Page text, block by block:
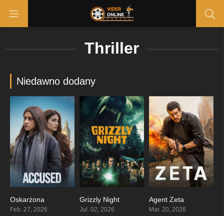
Thriller
Niedawno dodany
Oskarżona
Feb. 27, 2026
Grizzly Night
Jul. 02, 2026
Agent Zeta
Mar. 20, 2026